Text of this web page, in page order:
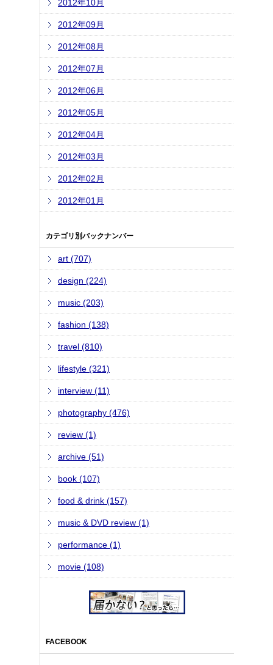
2012年10月
2012年09月
2012年08月
2012年07月
2012年06月
2012年05月
2012年04月
2012年03月
2012年02月
2012年01月
カテゴリ別バックナンバー
art (707)
design (224)
music (203)
fashion (138)
travel (810)
lifestyle (321)
interview (11)
photography (476)
review (1)
archive (51)
book (107)
food & drink (157)
music & DVD review (1)
performance (1)
movie (108)
FACEBOOK